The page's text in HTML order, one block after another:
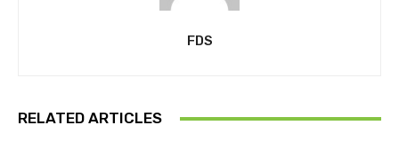
FDS
RELATED ARTICLES